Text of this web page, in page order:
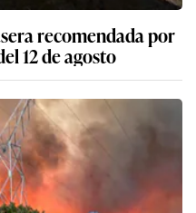
recomendada por
12 de agosto